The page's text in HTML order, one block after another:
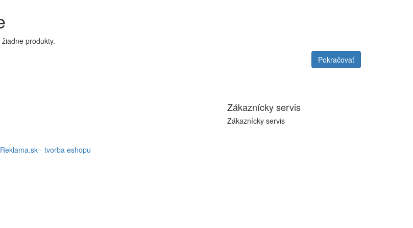
produkty.
Pokračovať
Zákaznícky servis
Zákaznícky servis
- tvorba eshopu